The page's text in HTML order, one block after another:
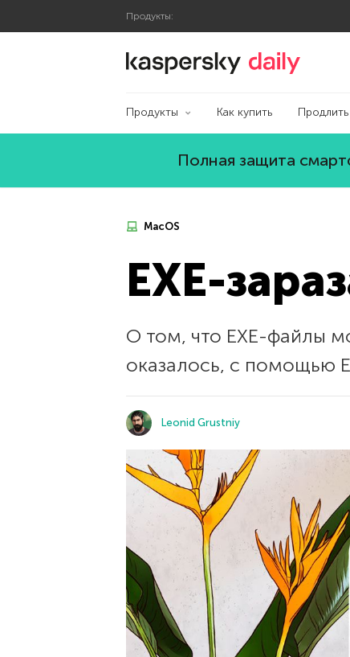
Продукты:
Блог Касперского
Продукты Как купить Продлить
Полная защита
MacOS
EXE-
О том, что EXE-файлы
оказалось, с помощью
Leonid Grustniy